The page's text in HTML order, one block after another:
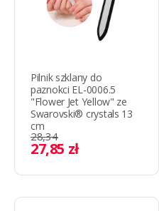
Pilnik szklany do
paznokci EL-0006.5
"Flower Jet Yellow" ze
Swarovski® crystals 13
cm
28,34
27,85 zł